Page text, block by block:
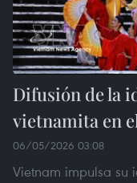
Difusión de la
vietnamita en
06/05/2026 03:08
Vietnam impulsa su